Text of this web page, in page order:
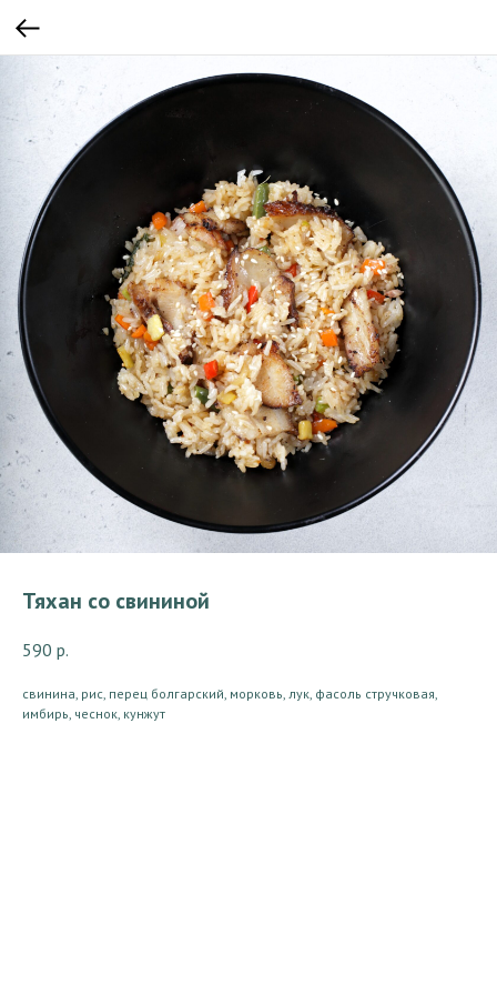
Тяхан со свининой
590 р.
свинина, рис, перец болгарский, морковь, лук, фасоль стручковая,
имбирь, чеснок, кунжут